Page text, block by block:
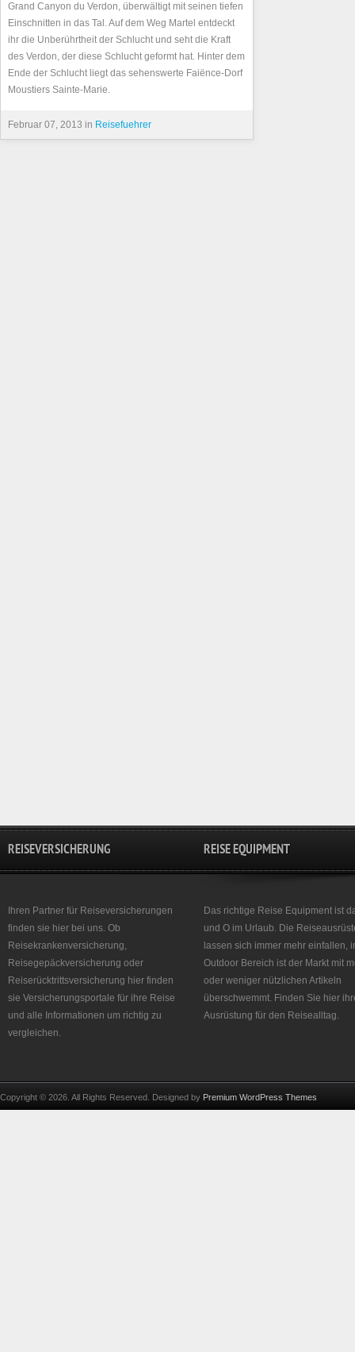
Grand Canyon du Verdon, überwältigt mit seinen tiefen
Einschnitten in das Tal. Auf dem Weg Martel entdeckt
ihr die Unberührtheit der Schlucht und seht die Kraft
des Verdon, der diese Schlucht geformt hat. Hinter dem
Ende der Schlucht liegt das sehenswerte Faiënce-Dorf
Moustiers Sainte-Marie.
Februar 07, 2013 in Reisefuehrer
REISEVERSICHERUNG
Ihren Partner für Reiseversicherungen
finden sie hier bei uns. Ob
Reisekrankenversicherung,
Reisegepäckversicherung oder
Reiserücktrittsversicherung hier finden
sie Versicherungsportale für ihre Reise
und alle Informationen um richtig zu
vergleichen.
REISE EQUIPMENT
Das richtige Reise Equipment ist
und O im Urlaub. Die
lassen sich immer mehr einfallen,
Outdoor Bereich ist der Markt mit
oder weniger nützlichen Artikeln
überschwemmt. Finden Sie hier
Ausrüstung für den Reisealltag.
Copyright © 2026. All Rights Reserved. Designed by Premium WordPress Themes